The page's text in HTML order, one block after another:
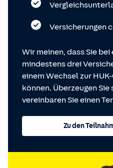
Versicherungen
Wir meinen, dass Sie
mindestens drei
einem Wechsel zur
können. Überzeugen
vereinbaren Sie einen
Zu den